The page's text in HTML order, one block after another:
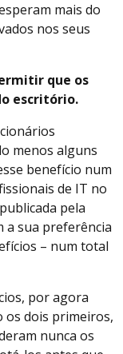
mais do
nos seus
que os
escritório.
menos alguns
benefício num
de IT no
pela
a sua preferência
– num total
por agora
os dois primeiros,
nunca os